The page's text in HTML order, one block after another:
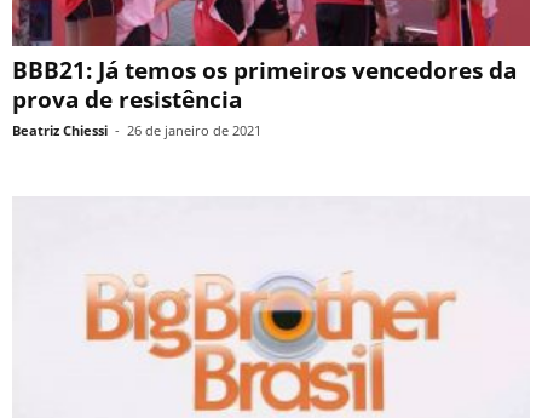
BBB21: Já temos os primeiros vencedores da
prova de resistência
Beatriz Chiessi - 26 de janeiro de 2021